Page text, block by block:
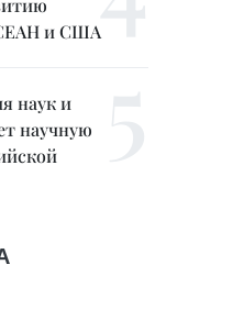
и США
наук и
научную